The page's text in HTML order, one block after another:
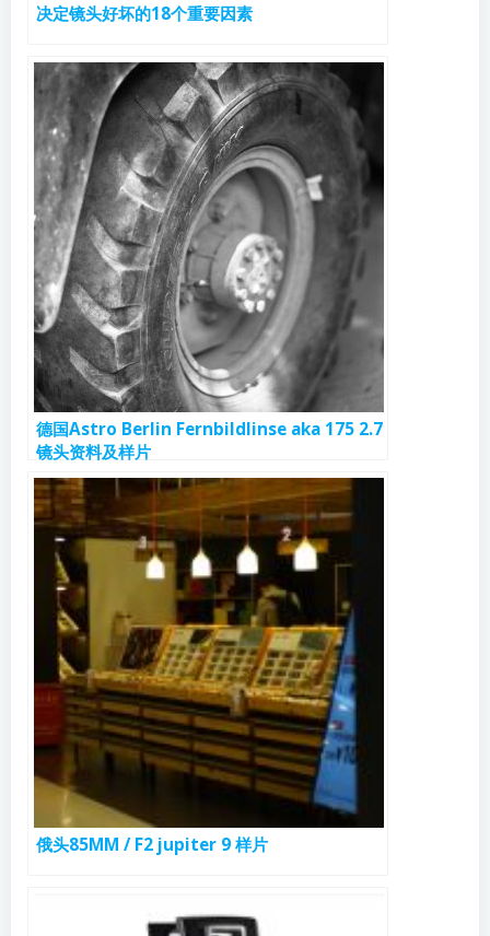
决定镜头好坏的18个重要因素
德国Astro Berlin Fernbildlinse aka 175 2.7
镜头资料及样片
俄头85MM / F2 jupiter 9 样片